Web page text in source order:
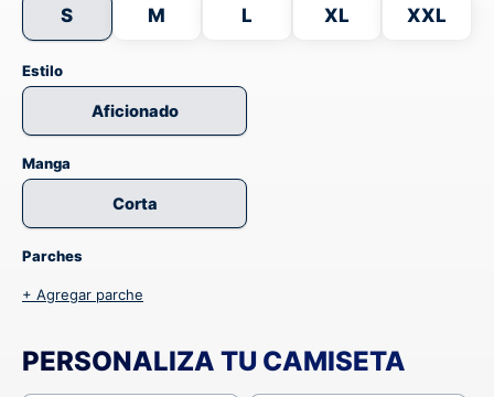
S M L XL XXL
Estilo
Aficionado
Manga
Corta
Parches
+ Agregar parche
PERSONALIZA TU CAMISETA